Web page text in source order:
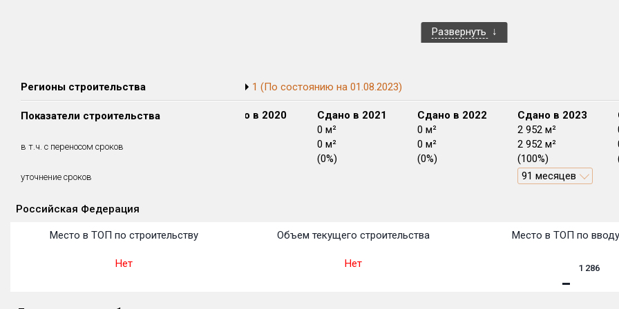
Развернуть
Регионы строительства 1 (По состоянию на 01.08.2023)
Показатели строительства
в т.ч. с переносом сроков
уточнение сроков
Сдано в 2018
0 м²
Сдано в 2019
0 м²
Сдано в 2020
Сдано в 2021
0 м²
0 м²
(0%)
Сдано в 2022
0 м²
0 м²
(0%)
Сдано в 2023
2 952 м²
2 952 м²
(100%)
91 месяцев
Российская Федерация
Место в ТОП по строительству
Нет
Объем текущего строительства
Нет
Место в ТОП по
1 286